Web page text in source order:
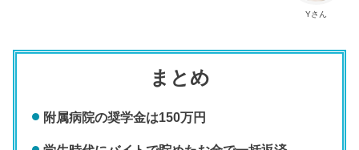
Yさん
まとめ
附属病院の奨学金は150万円